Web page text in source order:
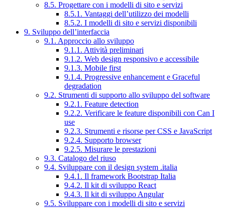
8.5. Progettare con i modelli di sito e servizi
8.5.1. Vantaggi dell’utilizzo dei modelli
8.5.2. I modelli di sito e servizi disponibili
9. Sviluppo dell’interfaccia
9.1. Approccio allo sviluppo
9.1.1. Attività preliminari
9.1.2. Web design responsivo e accessibile
9.1.3. Mobile first
9.1.4. Progressive enhancement e Graceful
degradation
9.2. Strumenti di supporto allo sviluppo del software
9.2.1. Feature detection
9.2.2. Verificare le feature disponibili con Can I
use
9.2.3. Strumenti e risorse per CSS e JavaScript
9.2.4. Supporto browser
9.2.5. Misurare le prestazioni
9.3. Catalogo del riuso
9.4. Sviluppare con il design system .italia
9.4.1. Il framework Bootstrap Italia
9.4.2. Il kit di sviluppo React
9.4.3. Il kit di sviluppo Angular
9.5. Sviluppare con i modelli di sito e servizi